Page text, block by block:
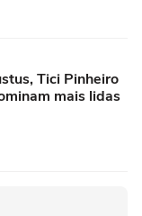
Tici Pinheiro
mais lidas